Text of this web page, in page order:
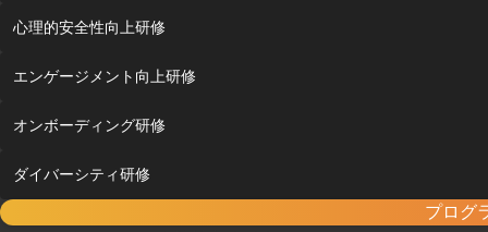
心理的安全性向上研修
エンゲージメント向上研修
オンボーディング研修
ダイバーシティ研修
プログ